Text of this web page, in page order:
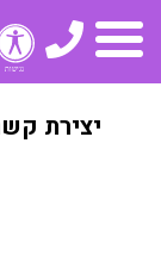
תפריט
טלפון
יצירת